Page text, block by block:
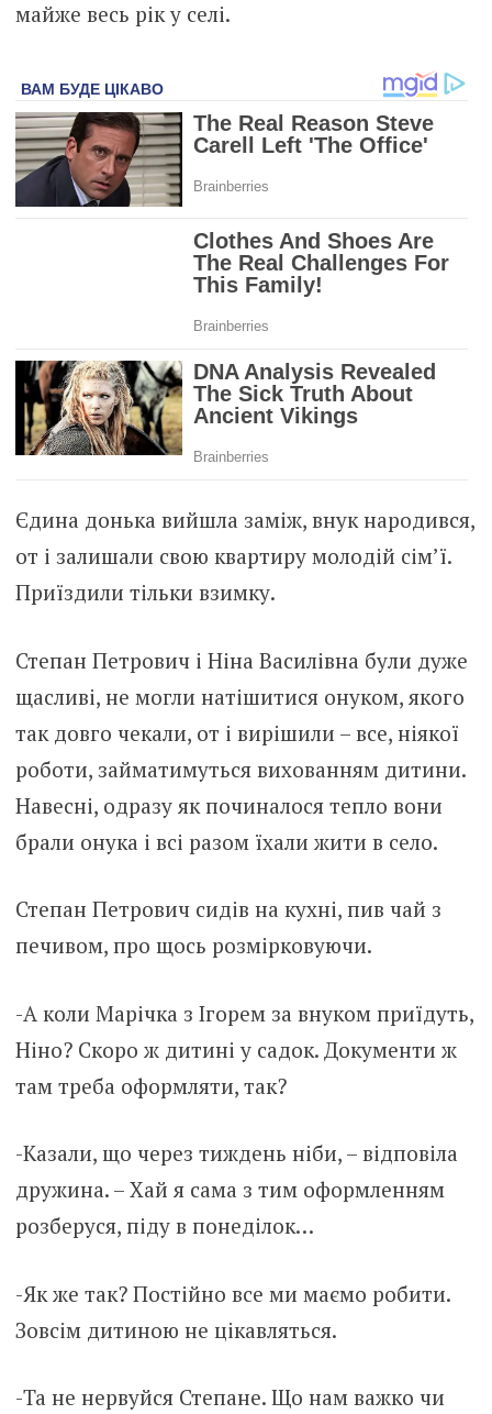
майже весь рік у селі.
Єдина донька вийшла заміж, внук народився,
от і залишали свою квартиру молодій сім’ї.
Приїздили тільки взимку.
Степан Петрович і Ніна Василівна були дуже
щасливі, не могли натішитися онуком, якого
так довго чекали, от і вирішили – все, ніякої
роботи, займатимуться вихованням дитини.
Навесні, одразу як починалося тепло вони
брали онука і всі разом їхали жити в село.
Степан Петрович сидів на кухні, пив чай з
печивом, про щось розмірковуючи.
-А коли Марічка з Ігорем за внуком приїдуть,
Ніно? Скоро ж дитині у садок. Документи ж
там треба оформляти, так?
-Казали, що через тиждень ніби, – відповіла
дружина. – Хай я сама з тим оформленням
розберуся, піду в понеділок…
-Як же так? Постійно все ми маємо робити.
Зовсім дитиною не цікавляться.
-Та не нервуйся Степане. Що нам важко чи